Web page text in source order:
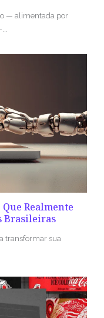
— alimentada por
Realmente
Brasileiras
transformar sua